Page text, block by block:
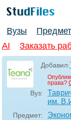
Вузы
AI
Заказать
Добавил:
права?
Вуз:
им.
Предмет: